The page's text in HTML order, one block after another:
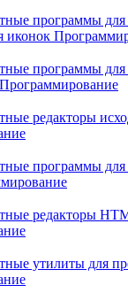
программы
иконок
программы для
Программирование
редакторы
программы
редакторы
утилиты для